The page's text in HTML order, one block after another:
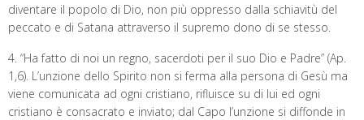
diventare il popolo di Dio, non più oppresso dalla schiavitù del
peccato e di Satana attraverso il supremo dono di se stesso.
4. “Ha fatto di noi un regno, sacerdoti per il suo Dio e Padre” (Ap.
1,6). L’unzione dello Spirito non si ferma alla persona di Gesù ma
viene comunicata ad ogni cristiano, rifluisce su di lui ed ogni
cristiano è consacrato e inviato; dal Capo l’unzione si diffonde in